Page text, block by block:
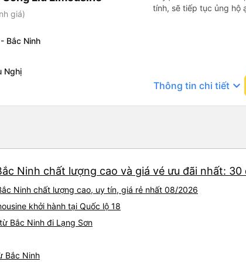
giá)
Bắc Ninh
Nghị
tính, sẽ tiếp tục ủng hộ
Thông tin chi tiết keyboard_arrow_down
Ninh chất lượng cao và giá vé ưu đãi nhất: 30
Ninh chất lượng cao, uy tín, giá rẻ nhất 08/2026
khởi hành tại Quốc lộ 18
Bắc Ninh đi Lạng Sơn
Bắc Ninh